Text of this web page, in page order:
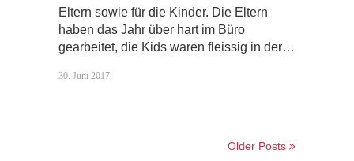
Eltern sowie für die Kinder. Die Eltern
haben das Jahr über hart im Büro
gearbeitet, die Kids waren fleissig in der…
30. Juni 2017
Older Posts